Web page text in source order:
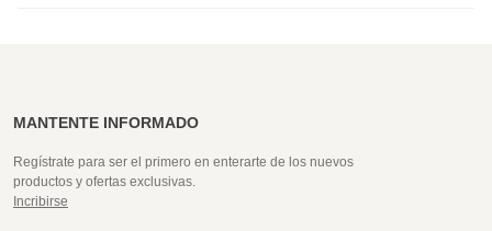
MANTENTE INFORMADO
Regístrate para ser el primero en enterarte de los nuevos
productos y ofertas exclusivas.
Incribirse